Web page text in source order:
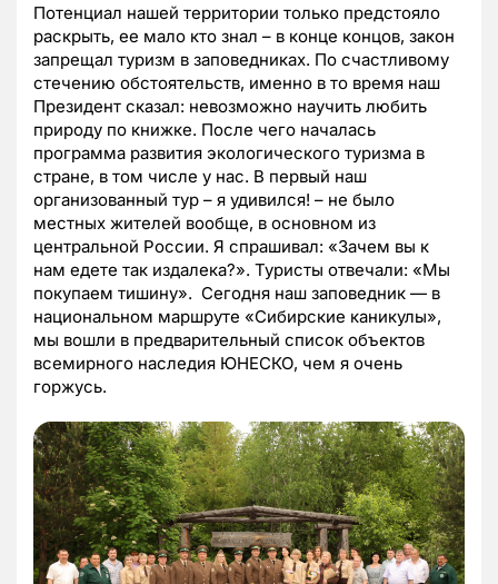
Потенциал нашей территории только предстояло
раскрыть, ее мало кто знал – в конце концов, закон
запрещал туризм в заповедниках. По счастливому
стечению обстоятельств, именно в то время наш
Президент сказал: невозможно научить любить
природу по книжке. После чего началась
программа развития экологического туризма в
стране, в том числе у нас. В первый наш
организованный тур – я удивился! – не было
местных жителей вообще, в основном из
центральной России. Я спрашивал: «Зачем вы к
нам едете так издалека?». Туристы отвечали: «Мы
покупаем тишину». Сегодня наш заповедник — в
национальном маршруте «Сибирские каникулы»,
мы вошли в предварительный список объектов
всемирного наследия ЮНЕСКО, чем я очень
горжусь.